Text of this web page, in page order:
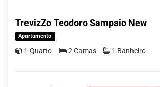
TrevizZo Teodoro Sampaio New
Apartamento
1 Quarto 2 Camas 1 Banheiro